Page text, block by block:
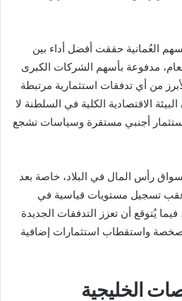
العُمانية حققت أفضل أداء بين
مدفوعة بأسهم الشركات الكبرى
من أي تدفقات استثمارية مرتبطة
الاقتصادية الكلية في السلطنة لا
أجنبي مستقرة وسياسات تشجع
رأس المال في البلاد، خاصة بعد
نسبي في عام 2025 عقب تسجيل مستويات قياسية في
فيما يُتوقع أن تعزز التدفقات الجديدة
واستقطاب استثمارات إضافية
الخليجية